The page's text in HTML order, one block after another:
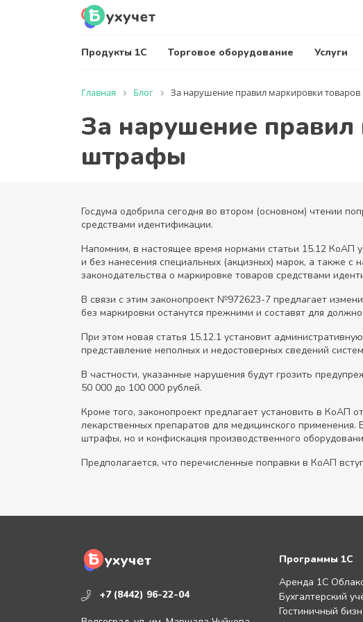
Продукты 1С Торговое оборудование Услуги
Главная Блог За нарушение правил маркировки
За нарушение правил
штрафы
Госдума одобрила сегодня во втором (основном) чтении
средствами идентификации.
Напомним, в настоящее время нормами статьи 15.12 КоАП
и без нанесения специальных (акцизных) марок, а также с
законодательства о маркировке товаров средствами
В связи с этим законопроект №972623-7 предлагает
без маркировки останутся прежними и составят для
При этом новая статья 15.12.1 установит
представление неполных и недостоверных сведений
В частности, указанные нарушения будут грозить
50 000 до 100 000 рублей.
Кроме того, законопроект предлагает установить в КоАП
лекарственных препаратов для медицинского
штрафы, но и конфискация производственного
Предполагается, что перечисленные поправки в КоАП
+7 (8442) 96-22-04
Программы 1С
Аренда 1С
Бухгалтерский
Гостиничный